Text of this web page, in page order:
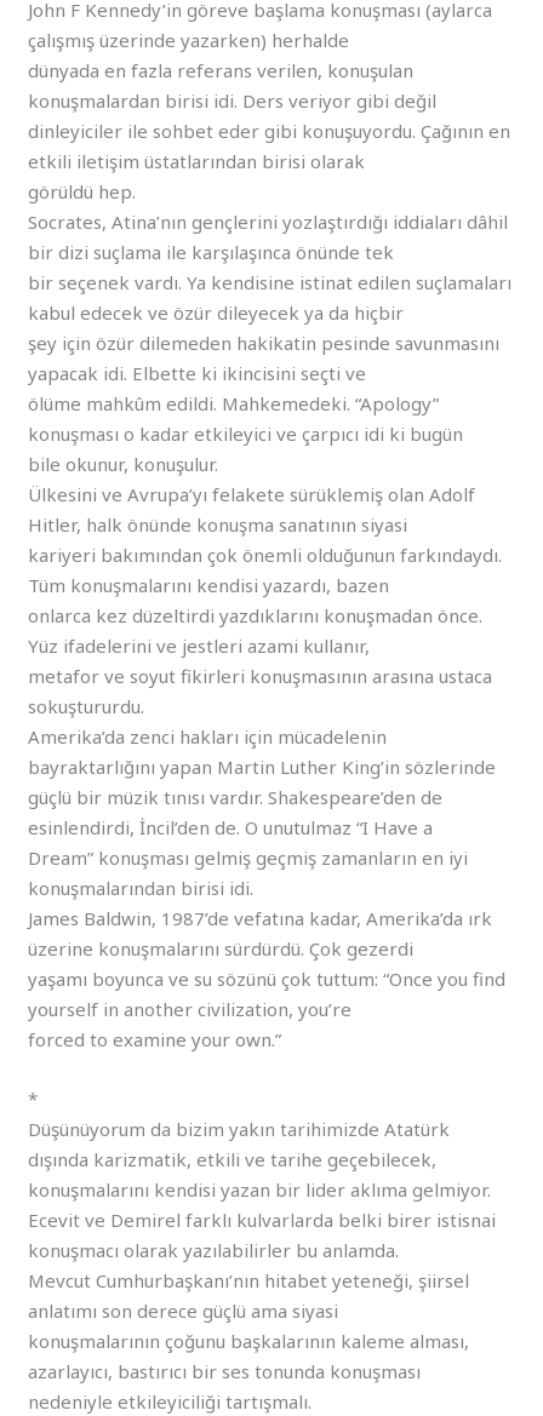
John F Kennedy’in göreve başlama konuşması (aylarca
çalışmış üzerinde yazarken) herhalde
dünyada en fazla referans verilen, konuşulan
konuşmalardan birisi idi. Ders veriyor gibi değil
dinleyiciler ile sohbet eder gibi konuşuyordu. Çağının en
etkili iletişim üstatlarından birisi olarak
görüldü hep.
Socrates, Atina’nın gençlerini yozlaştırdığı iddiaları dâhil
bir dizi suçlama ile karşılaşınca önünde tek
bir seçenek vardı. Ya kendisine istinat edilen suçlamaları
kabul edecek ve özür dileyecek ya da hiçbir
şey için özür dilemeden hakikatin pesinde savunmasını
yapacak idi. Elbette ki ikincisini seçti ve
ölüme mahkûm edildi. Mahkemedeki. “Apology”
konuşması o kadar etkileyici ve çarpıcı idi ki bugün
bile okunur, konuşulur.
Ülkesini ve Avrupa’yı felakete sürüklemiş olan Adolf
Hitler, halk önünde konuşma sanatının siyasi
kariyeri bakımından çok önemli olduğunun farkındaydı.
Tüm konuşmalarını kendisi yazardı, bazen
onlarca kez düzeltirdi yazdıklarını konuşmadan önce.
Yüz ifadelerini ve jestleri azami kullanır,
metafor ve soyut fikirleri konuşmasının arasına ustaca
sokuştururdu.
Amerika’da zenci hakları için mücadelenin
bayraktarlığını yapan Martin Luther King’in sözlerinde
güçlü bir müzik tınısı vardır. Shakespeare’den de
esinlendirdi, İncil’den de. O unutulmaz “I Have a
Dream” konuşması gelmiş geçmiş zamanların en iyi
konuşmalarından birisi idi.
James Baldwin, 1987’de vefatına kadar, Amerika’da ırk
üzerine konuşmalarını sürdürdü. Çok gezerdi
yaşamı boyunca ve su sözünü çok tuttum: “Once you find
yourself in another civilization, you’re
forced to examine your own.”
*
Düşünüyorum da bizim yakın tarihimizde Atatürk
dışında karizmatik, etkili ve tarihe geçebilecek,
konuşmalarını kendisi yazan bir lider aklıma gelmiyor.
Ecevit ve Demirel farklı kulvarlarda belki birer istisnai
konuşmacı olarak yazılabilirler bu anlamda.
Mevcut Cumhurbaşkanı’nın hitabet yeteneği, şiirsel
anlatımı son derece güçlü ama siyasi
konuşmalarının çoğunu başkalarının kaleme alması,
azarlayıcı, bastırıcı bir ses tonunda konuşması
nedeniyle etkileyiciliği tartışmalı.